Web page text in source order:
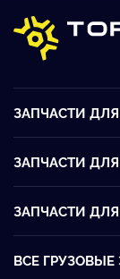
ЗАПЧАСТИ
ЗАПЧАСТИ
ЗАПЧАСТИ
ВСЕ